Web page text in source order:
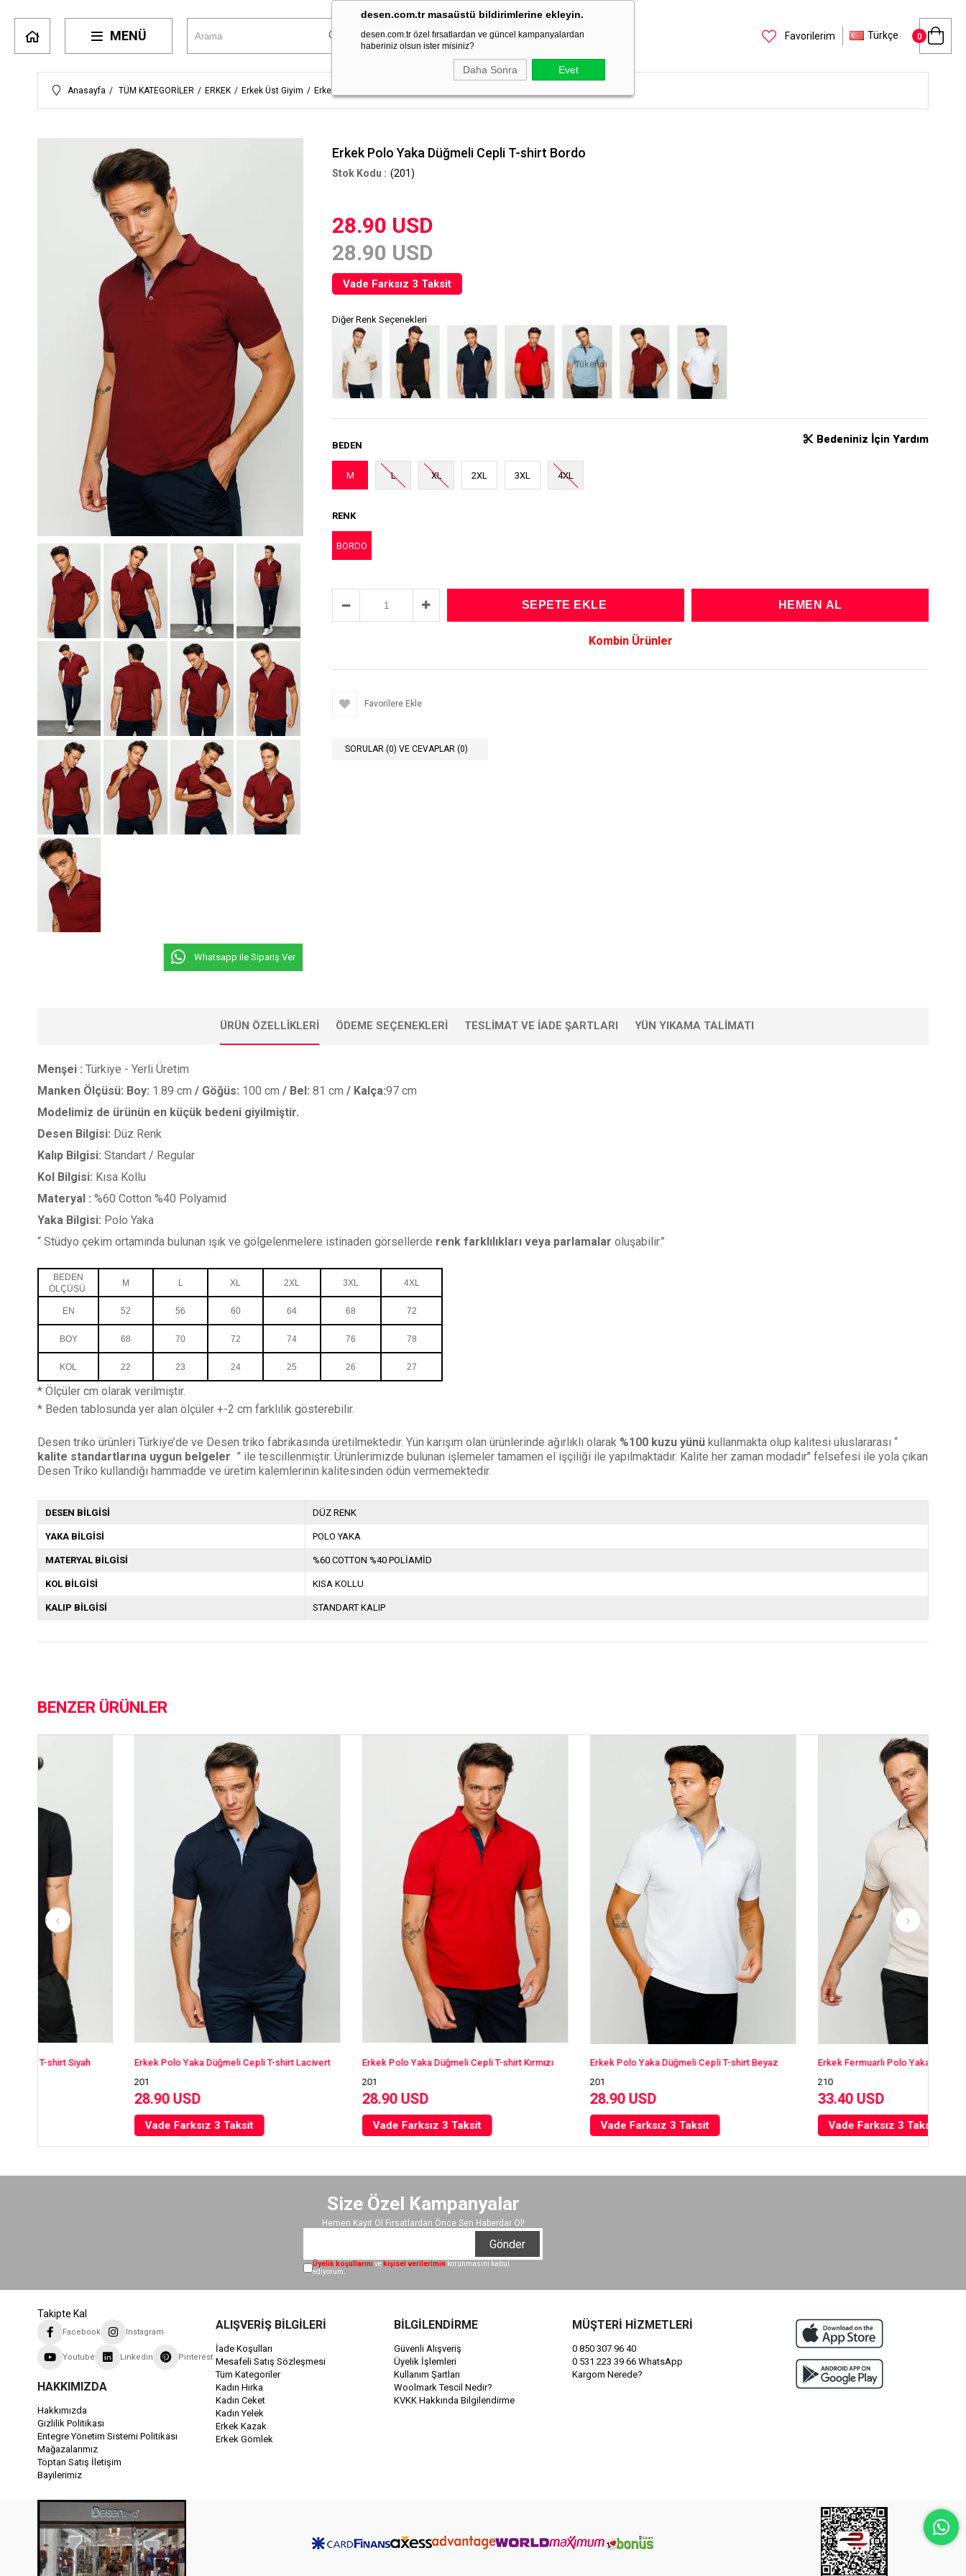
desen.com.tr masaüstü bildirimlerine ekleyin.
desen.com.tr özel fırsatlardan ve güncel kampanyalardan
haberiniz olsun ister misiniz?
Daha Sonra Evet
MENÜ Favorilerim Türkçe 0
Anasayfa TÜM KATEGORİLER ERKEK Erkek Üst Giyim Erkek T-Shirt
Whatsapp ile Sipariş Ver
Erkek Polo Yaka Düğmeli Cepli T-shirt Bordo
(201)
28.90 USD
28.90 USD
Vade Farksız 3 Taksit
Diğer Renk Seçenekleri
Tükendi
Bedeniniz İçin Yardım
BEDEN
M L XL 2XL 3XL 4XL
Bedeniniz İçin Yardım
RENK
BORDO
Favorilere Ekle
SORULAR (0) VE CEVAPLAR (0)
ÜRÜN ÖZELLIKLERI ÖDEME SEÇENEKLERI TESLIMAT VE İADE ŞARTLARI YÜN YIKAMA TALIMATI
Menşei : Türkiye - Yerli Üretim
Manken Ölçüsü: Boy: 1.89 cm / Göğüs: 100 cm / Bel: 81 cm / Kalça:97 cm
Modelimiz de ürünün en küçük bedeni giyilmiştir.
Desen Bilgisi: Düz Renk
Kalıp Bilgisi: Standart / Regular
Kol Bilgisi: Kısa Kollu
Materyal : %60 Cotton %40 Polyamid
Yaka Bilgisi: Polo Yaka
“ Stüdyo çekim ortamında bulunan ışık ve gölgelenmelere istinaden görsellerde renk farklılıkları veya parlamalar oluşabilir.”
BEDEN
ÖLÇÜSÜ
M L XL 2XL 3XL 4XL
EN 52 56 60 64 68 72
BOY 68 70 72 74 76 78
KOL 22 23 24 25 26 27
* Ölçüler cm olarak verilmiştir.
* Beden tablosunda yer alan ölçüler +-2 cm farklılık gösterebilir.
Desen triko ürünleri Türkiye’de ve Desen triko fabrikasında üretilmektedir. Yün karışım olan ürünlerinde ağırlıklı olarak %100 kuzu yünü kullanmakta olup kalitesi uluslararası “
kalite standartlarına uygun belgeler ” ile tescillenmiştir. Ürünlerimizde bulunan işlemeler tamamen el işçiliği ile yapılmaktadır. Kalite her zaman modadır’’ felsefesi ile yola çıkan
Desen Triko kullandığı hammadde ve üretim kalemlerinin kalitesinden ödün vermemektedir.
DESEN BİLGİSİ DÜZ RENK
YAKA BİLGİSİ POLO YAKA
MATERYAL BİLGİSİ %60 COTTON %40 POLİAMİD
KOL BİLGİSİ KISA KOLLU
KALIP BİLGİSİ STANDART KALIP
BENZER ÜRÜNLER
Erkek Polo Yaka Düğmeli Cepli T-shirt Lacivert
Vade Farksız 3 Taksit
Erkek Polo Yaka Düğmeli Cepli T-shirt Kırmızı
Vade Farksız 3 Taksit
Erkek Polo Yaka Düğmeli Cepli T-shirt Beyaz
Vade Farksız 3 Taksit
Erkek Fermuarlı Polo Yaka T-shirt Taş
Vade Farksız 3 Taksit
Size Özel Kampanyalar
Hemen Kayıt Ol Fırsatlardan Önce Sen Haberdar Ol!
Gönder
Üyelik koşullarını ve kişisel verilerimin korunmasını kabul
ediyorum.
Takipte Kal
Facebook Instagram
Youtube Linkedin Pinterest
HAKKIMIZDA
Hakkımızda
Gizlilik Politikası
Entegre Yönetim Sistemi Politikası
Mağazalarımız
Toptan Satış İletişim
Bayilerimiz
ALIŞVERİŞ BİLGİLERİ
İade Koşulları
Mesafeli Satış Sözleşmesi
Tüm Kategoriler
Kadın Hırka
Kadın Ceket
Kadın Yelek
Erkek Kazak
Erkek Gömlek
BİLGİLENDİRME
Güvenli Alışveriş
Üyelik İşlemleri
Kullanım Şartları
Woolmark Tescil Nedir?
KVKK Hakkında Bilgilendirme
MÜŞTERİ HİZMETLERİ
0 850 307 96 40
0 531 223 39 66 WhatsApp
Kargom Nerede?